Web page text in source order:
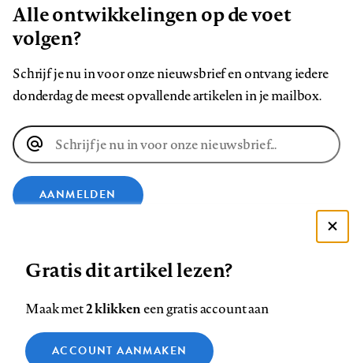
Alle ontwikkelingen op de voet
volgen?
Schrijf je nu in voor onze nieuwsbrief en ontvang iedere
donderdag de meest opvallende artikelen in je mailbox.
E-
mailadres
AANMELDEN
op
op
op
ons
op
Contact Colofon Disclaimer Privacy
Zie onze cookie policy
Gratis dit artikel lezen?
Maak met2 klikkeneen gratis account aan
ACCOUNT AANMAKEN